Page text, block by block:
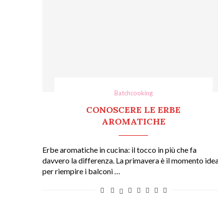
Batchcooking
CONOSCERE LE ERBE
AROMATICHE
Erbe aromatiche in cucina: il tocco in più che fa
davvero la differenza. La primavera è il momento
per riempire i balconi …